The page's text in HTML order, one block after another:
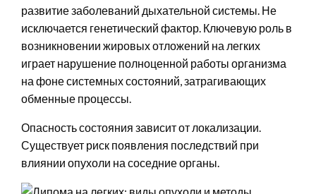
развитие заболеваний дыхательной системы. Не
исключается генетический фактор. Ключевую роль в
возникновении жировых отложений на легких
играет нарушение полноценной работы организма
на фоне системных состояний, затрагивающих
обменные процессы.
Опасность состояния зависит от локализации.
Существует риск появления последствий при
влиянии опухоли на соседние органы.